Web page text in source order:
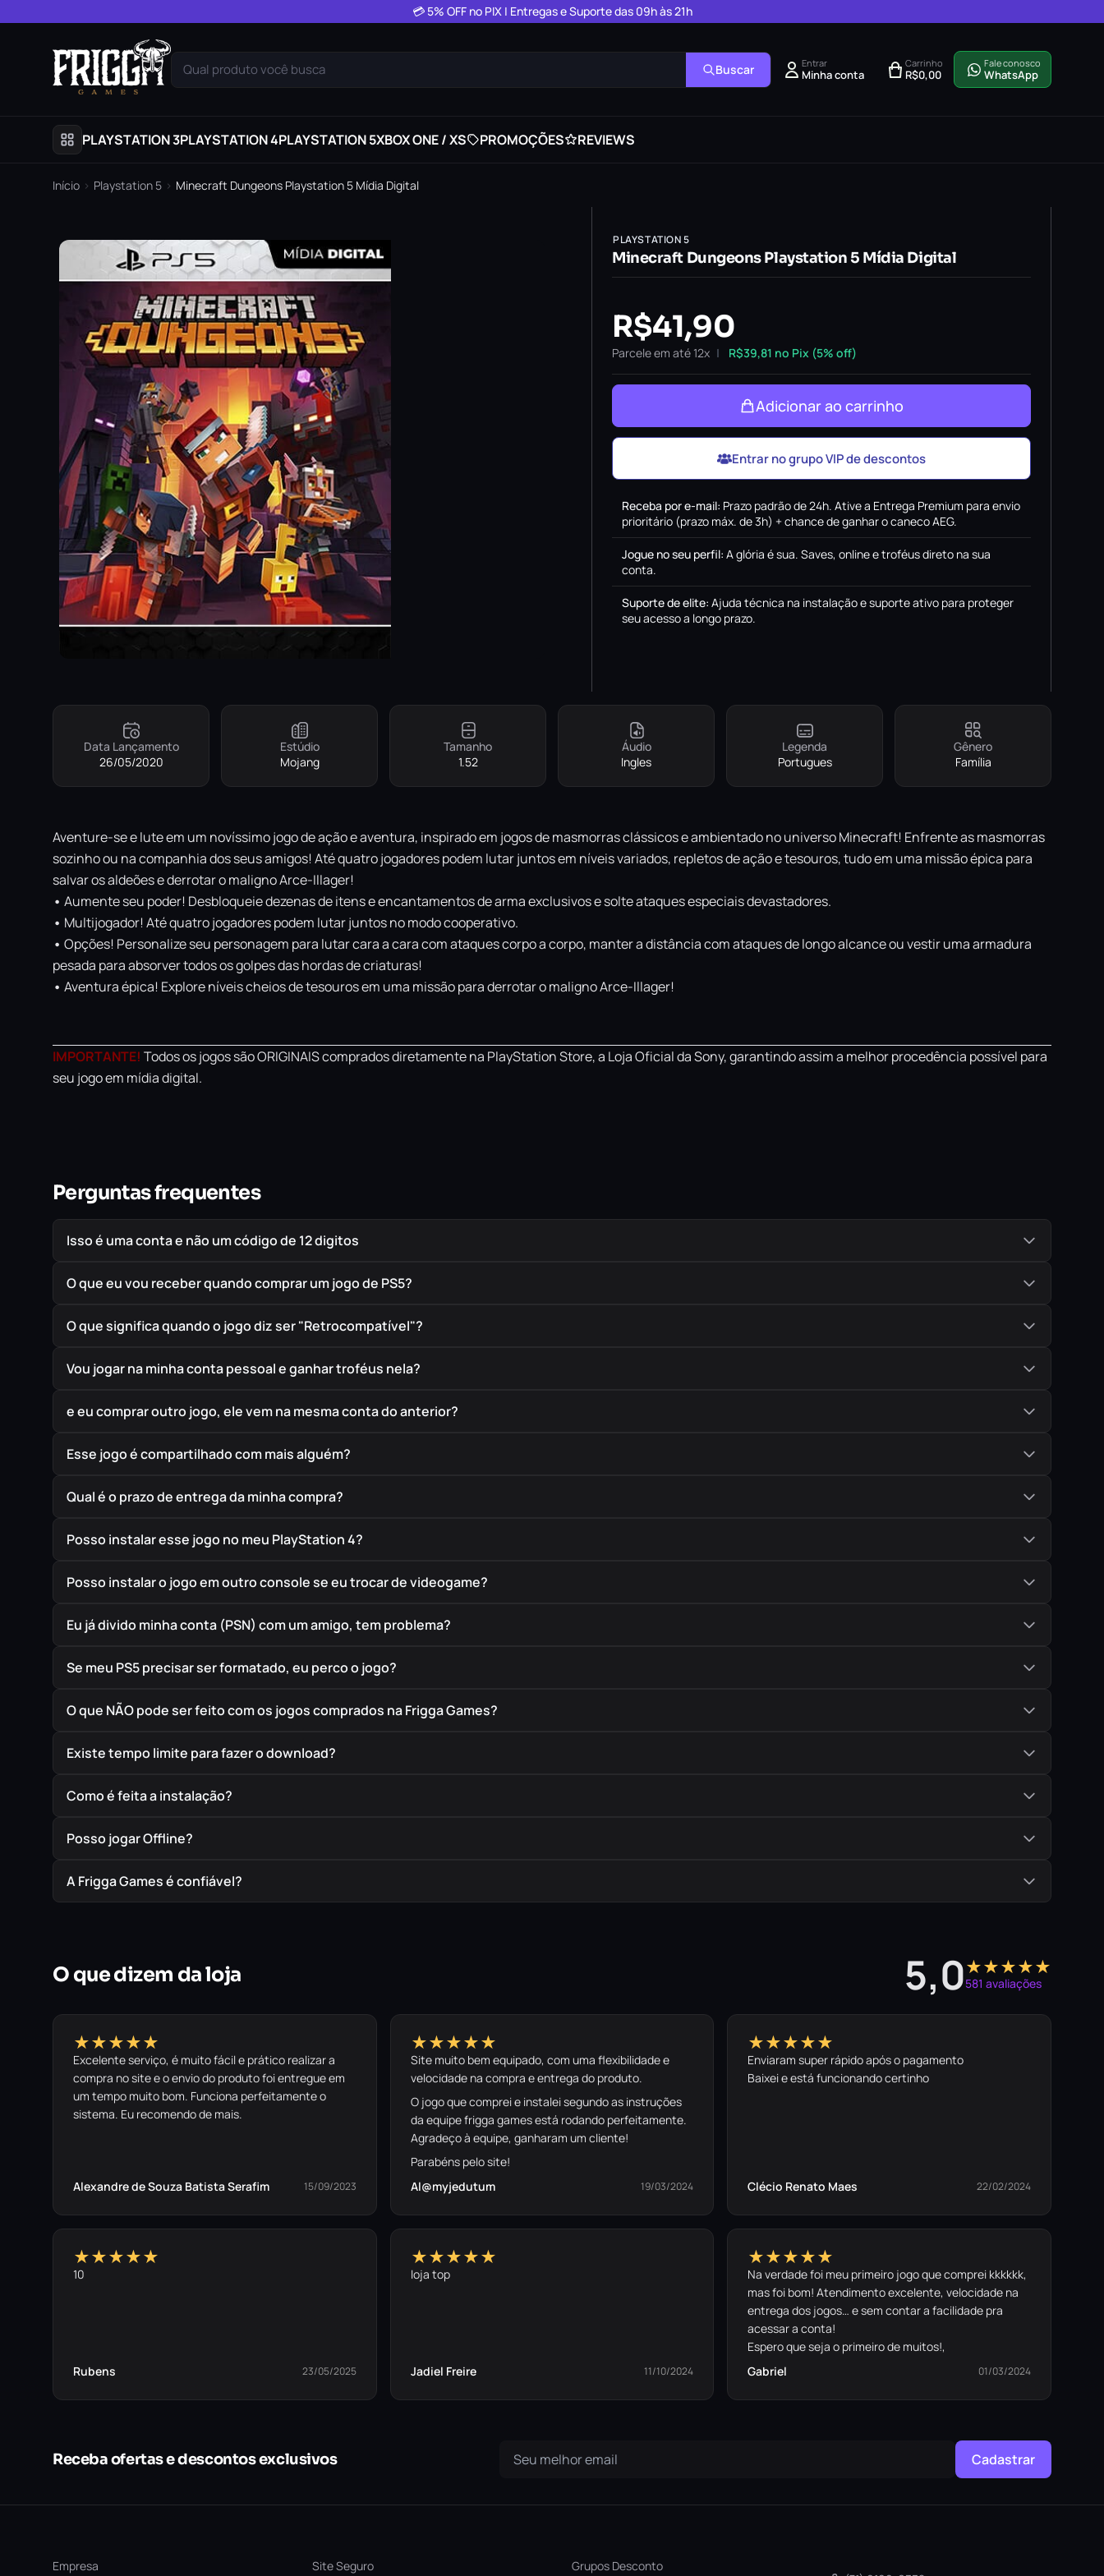
💳 5% OFF no PIX | Entregas e Suporte das 09h às 21h
Qual produto você busca Buscar Entrar
Minha conta
Carrinho
R$0,00
Fale conosco
WhatsApp
PLAYSTATION 3PLAYSTATION 4PLAYSTATION 5XBOX ONE / XS PROMOÇÕES REVIEWS
Início › Playstation 5 › Minecraft Dungeons Playstation 5 Mídia Digital
PLAYSTATION 5
Minecraft Dungeons Playstation 5 Mídia Digital
R$41,90
Parcele em até 12x R$39,81 no Pix (5% off)
Adicionar ao carrinho
Entrar no grupo VIP de descontos
Receba por e-mail: Prazo padrão de 24h. Ative a Entrega Premium para envio
prioritário (prazo máx. de 3h) + chance de ganhar o caneco AEG.
Jogue no seu perfil: A glória é sua. Saves, online e troféus direto na sua
conta.
Suporte de elite: Ajuda técnica na instalação e suporte ativo para proteger
seu acesso a longo prazo.
Data Lançamento
26/05/2020
Estúdio
Mojang
Tamanho
1.52
Áudio
Ingles
Legenda
Portugues
Gênero
Família
Aventure-se e lute em um novíssimo jogo de ação e aventura, inspirado em jogos de masmorras clássicos e ambientado no universo Minecraft! Enfrente as masmorras
sozinho ou na companhia dos seus amigos! Até quatro jogadores podem lutar juntos em níveis variados, repletos de ação e tesouros, tudo em uma missão épica para
salvar os aldeões e derrotar o maligno Arce-Illager!
• Aumente seu poder! Desbloqueie dezenas de itens e encantamentos de arma exclusivos e solte ataques especiais devastadores.
• Multijogador! Até quatro jogadores podem lutar juntos no modo cooperativo.
• Opções! Personalize seu personagem para lutar cara a cara com ataques corpo a corpo, manter a distância com ataques de longo alcance ou vestir uma armadura
pesada para absorver todos os golpes das hordas de criaturas!
• Aventura épica! Explore níveis cheios de tesouros em uma missão para derrotar o maligno Arce-Illager!
IMPORTANTE! Todos os jogos são ORIGINAIS comprados diretamente na PlayStation Store, a Loja Oficial da Sony, garantindo assim a melhor procedência possível para
seu jogo em mídia digital.
Perguntas frequentes
Isso é uma conta e não um código de 12 digitos
O que eu vou receber quando comprar um jogo de PS5?
O que significa quando o jogo diz ser "Retrocompatível"?
Vou jogar na minha conta pessoal e ganhar troféus nela?
e eu comprar outro jogo, ele vem na mesma conta do anterior?
Esse jogo é compartilhado com mais alguém?
Qual é o prazo de entrega da minha compra?
Posso instalar esse jogo no meu PlayStation 4?
Posso instalar o jogo em outro console se eu trocar de videogame?
Eu já divido minha conta (PSN) com um amigo, tem problema?
Se meu PS5 precisar ser formatado, eu perco o jogo?
O que NÃO pode ser feito com os jogos comprados na Frigga Games?
Existe tempo limite para fazer o download?
Como é feita a instalação?
Posso jogar Offline?
A Frigga Games é confiável?
O que dizem da loja 5,0★★★★★
581 avaliações
★★★★★
Excelente serviço, é muito fácil e prático realizar a
compra no site e o envio do produto foi entregue em
um tempo muito bom. Funciona perfeitamente o
sistema. Eu recomendo de mais.
Alexandre de Souza Batista Serafim 15/09/2023
★★★★★
Site muito bem equipado, com uma flexibilidade e
velocidade na compra e entrega do produto.
O jogo que comprei e instalei segundo as instruções
da equipe frigga games está rodando perfeitamente.
Agradeço à equipe, ganharam um cliente!
Parabéns pelo site!
Al@myjedutum
19/03/2024
★★★★★
Enviaram super rápido após o pagamento
Baixei e está funcionando certinho
Clécio Renato Maes 22/02/2024
★★★★★
10
Rubens 23/05/2025
★★★★★
loja top
Jadiel Freire 11/10/2024
★★★★★
Na verdade foi meu primeiro jogo que comprei kkkkkk,
mas foi bom! Atendimento excelente, velocidade na
entrega dos jogos… e sem contar a facilidade pra
acessar a conta!
Espero que seja o primeiro de muitos!,
Gabriel
01/03/2024
Receba ofertas e descontos exclusivos Cadastrar
Empresa
Site Seguro
Grupos Desconto